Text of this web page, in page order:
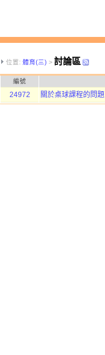
位置: 體育(三) > 討論區
編號
24972 關於桌球課程的問題